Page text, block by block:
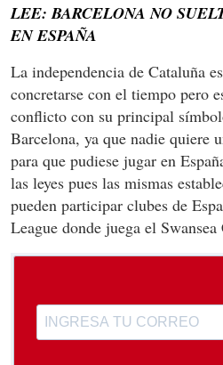
LEE: BARCELONA NO
EN ESPAÑA
La independencia de Cataluña
concretarse con el tiempo pero
conflicto con su principal
Barcelona, ya que nadie quiere
para que pudiese jugar en
las leyes pues las mismas
pueden participar clubes de
League donde juega el